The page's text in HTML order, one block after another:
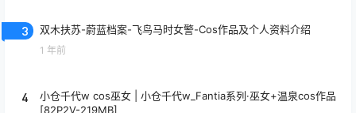
3 双木扶苏-蔚蓝档案-飞鸟马时女警-Cos作品及个人资料介绍
1 年前
4
小仓千代w cos巫女 | 小仓千代w_Fantia系列·巫女+温泉cos作品
[82P2V-219MB]